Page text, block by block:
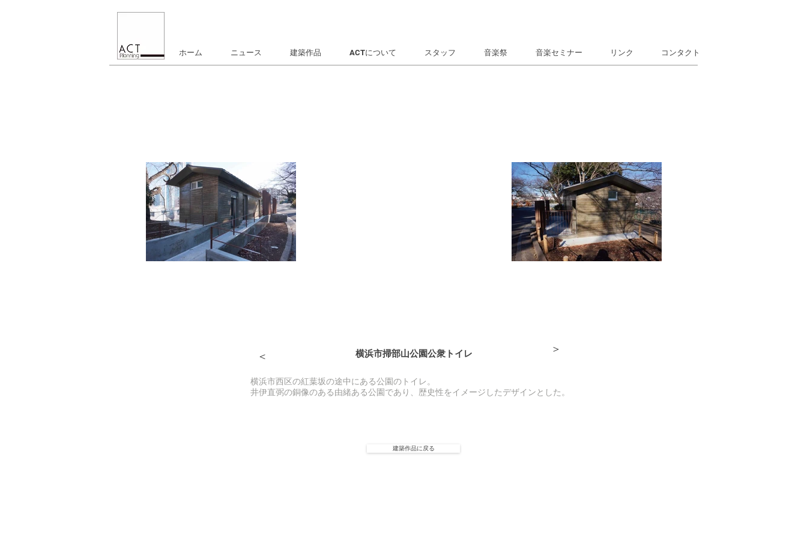
ホーム ニュース 建築作品 ACTについて スタッフ 音楽祭 音楽セミナー リンク コンタクト
＞
＞ 横浜市掃部山公園公衆トイレ
横浜市西区の紅葉坂の途中にある公園のトイレ。
井伊直弼の銅像のある由緒ある公園であり、歴史性をイメージしたデザインとした。
建築作品に戻る